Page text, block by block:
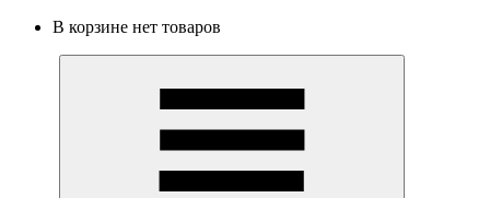
В корзине нет товаров